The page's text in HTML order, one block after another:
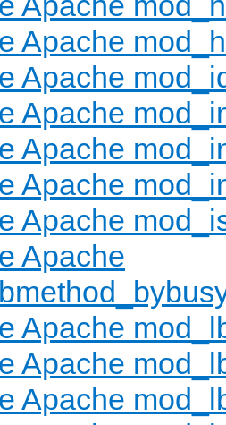
Apache
Apache
Apache
Apache
Apache
Apache
Apache
Apache
Apache
Apache